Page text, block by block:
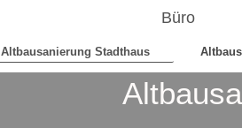
Büro
Altbausanierung Stadthaus